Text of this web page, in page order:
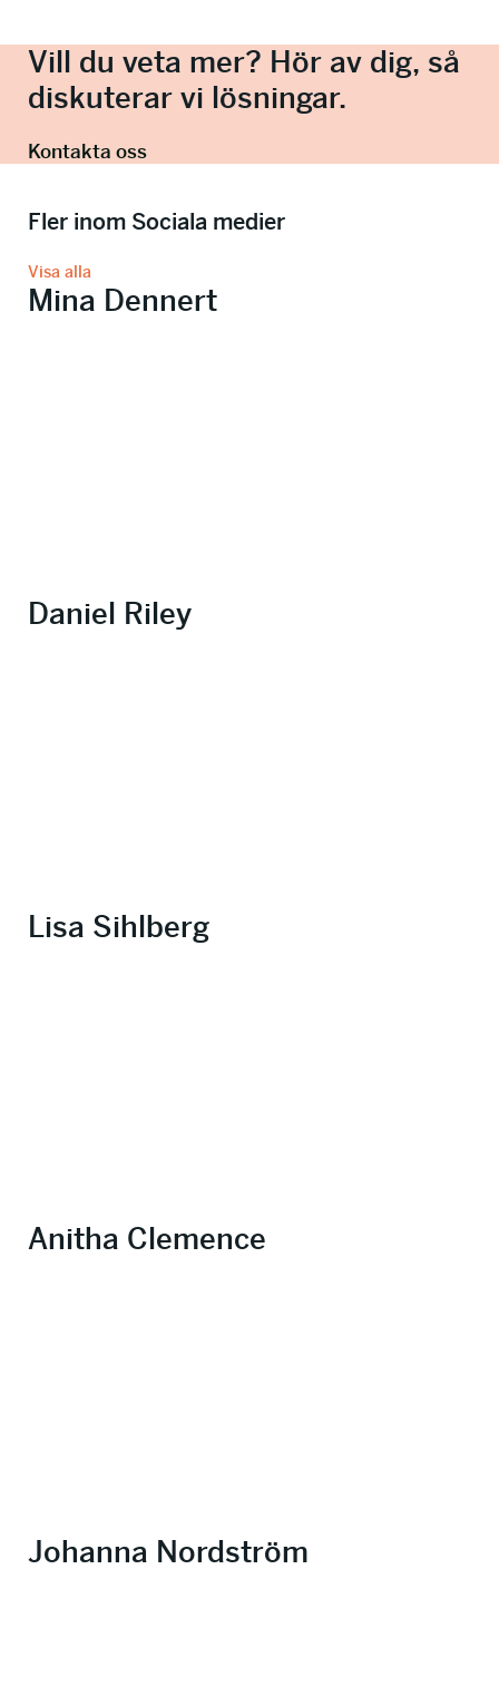
Vill du veta mer? Hör av dig, så
diskuterar vi lösningar.
Kontakta oss
Fler inom Sociala medier
Visa alla
Mina Dennert
Daniel Riley
Lisa Sihlberg
Anitha Clemence
Johanna Nordström